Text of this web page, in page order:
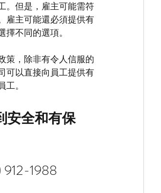
。但是，雇主可能需符
雇主可能還必須提供有
不同的選項。
策，除非有令人信服的
可以直接向員工提供有
。
安全和有保
1988